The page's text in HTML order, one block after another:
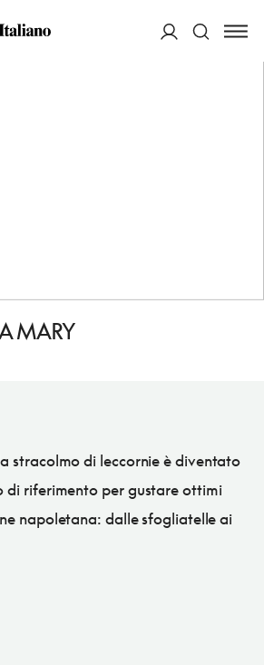
MARY
stracolmo di leccornie è diventato
di riferimento per gustare ottimi
napoletana: dalle sfogliatelle ai